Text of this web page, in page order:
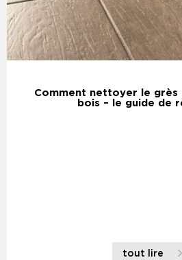
Comment nettoyer le grès
bois – le guide de
tout lire